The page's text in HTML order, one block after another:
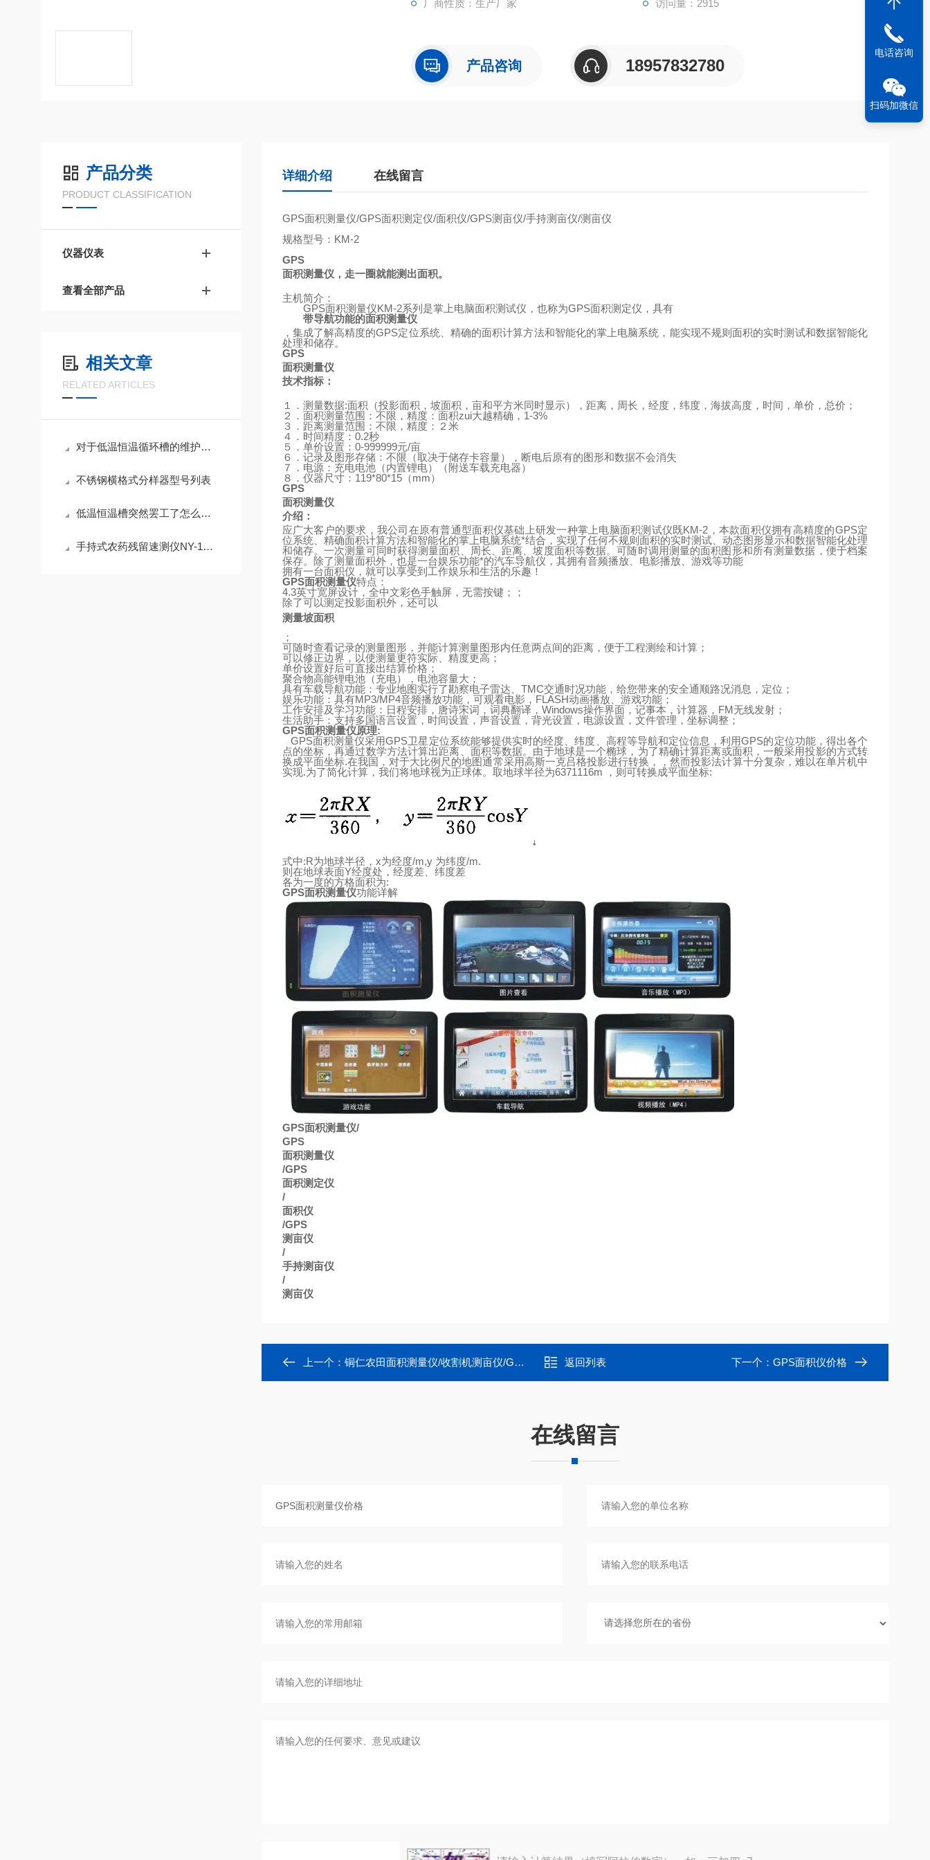
厂商性质：生产厂家 访问量：2915
产品咨询 18957832780
产品分类
PRODUCT CLASSIFICATION
仪器仪表
查看全部产品
相关文章
RELATED ARTICLES
对于低温恒温循环槽的维护与保养可以按以下方法进行
不锈钢横格式分样器型号列表
低温恒温槽突然罢工了怎么办，教你一些简单的应急小知识
手持式农药残留速测仪NY-1D主机简介
详细介绍 在线留言
GPS面积测量仪/GPS面积测定仪/面积仪/GPS测亩仪/手持测亩仪/测亩仪
规格型号： KM-2
GPS
面积测量仪，走一圈就能测出面积。
主机简介：
GPS面积测量仪KM-2系列是掌上电脑面积测试仪，也称为GPS面积测定仪，具有
带导航功能的面积测量仪
，集成了解高精度的GPS定位系统、精确的面积计算方法和智能化的掌上电脑系统，能实现不规则面积的实时测试和数据智能化
处理和储存。
GPS
面积测量仪
技术指标：
１．测量数据:面积（投影面积，坡面积，亩和平方米同时显示），距离，周长，经度，纬度，海拔高度，时间，单价，总价；
２．面积测量范围：不限，精度：面积zui大越精确， 1-3%
３．距离测量范围：不限，精度：２米
４．时间精度： 0.2秒
５．单价设置： 0-999999元/亩
６．记录及图形存储：不限（取决于储存卡容量），断电后原有的图形和数据不会消失
７．电源：充电电池（内置锂电）
（附送车载充电器）
８．仪器尺寸： 119*80*15（mm）
GPS
面积测量仪
介绍：
应广大客户的要求，我公司在原有普通型面积仪基础上研发一种掌上电脑面积测试仪既KM-2 ，本款面积仪拥有高精度的GPS定
位系统、精确面积计算方法和智能化的掌上电脑系统*结合，实现了任何不规则面积的实时测试、动态图形显示和数据智能化处理
和储存。一次测量可同时获得测量面积、周长、距离、坡度面积等数据。可随时调用测量的面积图形和所有测量数据，便于档案
保存。除了测量面积外，也是一台娱乐功能*的汽车导航仪，其拥有音频播放、电影播放、游戏等功能
拥有一台面积仪，就可以享受到工作娱乐和生活的乐趣！
GPS面积测量仪特点：
4.3英寸宽屏设计，全中文彩色手触屏，无需按键；；
除了可以测定投影面积外，还可以
测量坡面积
；
可随时查看记录的测量图形，并能计算测量图形内任意两点间的距离，便于工程测绘和计算；
可以修正边界，以使测量更符实际、精度更高；
单价设置好后可直接出结算价格；
聚合物高能锂电池（充电），电池容量大；
具有车载导航功能：专业地图实行了勘察电子雷达、 TMC交通时况功能，给您带来的安全通顺路况消息，定位；
娱乐功能：具有MP3/MP4音频播放功能，可观看电影， FLASH动画播放、游戏功能；
工作安排及学习功能：日程安排，唐诗宋词，词典翻译， Windows操作界面，记事本，计算器， FM无线发射；
生活助手：支持多国语言设置，时间设置，声音设置，背光设置，电源设置，文件管理，坐标调整；
GPS面积测量仪原理:
GPS面积测量仪采用GPS卫星定位系统能够提供实时的经度、纬度、高程等导航和定位信息，利用GPS的定位功能，得出各个
点的坐标，再通过数学方法计算出距离、面积等数据。由于地球是一个椭球，为了精确计算距离或面积，一般采用投影的方式转
换成平面坐标.在我国，对于大比例尺的地图通常采用高斯一克吕格投影进行转换，，然而投影法计算十分复杂，难以在单片机中
实现.为了简化计算，我们将地球视为正球体。取地球半径为6371116m ，则可转换成平面坐标:
式中:R为地球半径， x为经度/m,y 为纬度/m.
则 在地球表面Y经度处，经度差、纬度差
各为一度的方格面积为:
GPS面积测量仪功能详解
GPS面积测量仪/
GPS
面积测量仪
/GPS
面积测定仪
/
面积仪
/GPS
测亩仪
/
手持测亩仪
/
测亩仪
上一个： 铜仁农田面积测量仪/收割机测亩仪/GPS面积仪 返回列表 下一个： GPS面积仪价格
在线留言
电话咨询
扫码加微信